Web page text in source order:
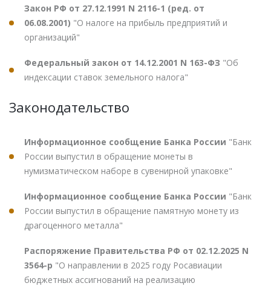
Закон РФ от 27.12.1991 N 2116-1 (ред. от
06.08.2001) "О налоге на прибыль предприятий и
организаций"
Федеральный закон от 14.12.2001 N 163-ФЗ "Об
индексации ставок земельного налога"
Законодательство
Информационное сообщение Банка России "Банк
России выпустил в обращение монеты в
нумизматическом наборе в сувенирной упаковке"
Информационное сообщение Банка России "Банк
России выпустил в обращение памятную монету из
драгоценного металла"
Распоряжение Правительства РФ от 02.12.2025 N
3564-р "О направлении в 2025 году Росавиации
бюджетных ассигнований на реализацию